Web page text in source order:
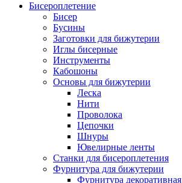
Бисероплетение
Бисер
Бусины
Заготовки для бижутерии
Иглы бисерные
Инструменты
Кабошоны
Основы для бижутерии
Леска
Нити
Проволока
Цепочки
Шнуры
Ювелирные ленты
Станки для бисероплетения
Фурнитура для бижутерии
Фурнитура декоративная